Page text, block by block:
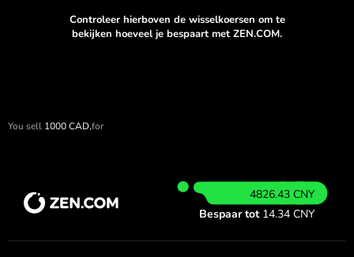
Controleer hierboven de wisselkoersen om te
bekijken hoeveel je bespaart met ZEN.COM.
You sell 1000CAD,for
4826.43 CNY
Bespaar tot 14.34 CNY